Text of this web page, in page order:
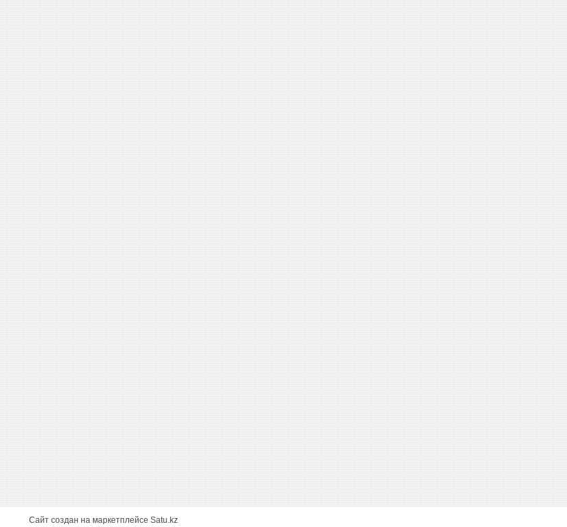
Сайт создан на маркетплейсе Satu.kz